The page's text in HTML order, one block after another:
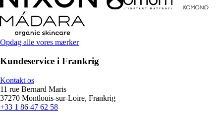
Opdag alle vores mærker
Kundeservice i Frankrig
Kontakt os
11 rue Bernard Maris
37270 Montlouis-sur-Loire, Frankrig
+33 1 86 47 62 58